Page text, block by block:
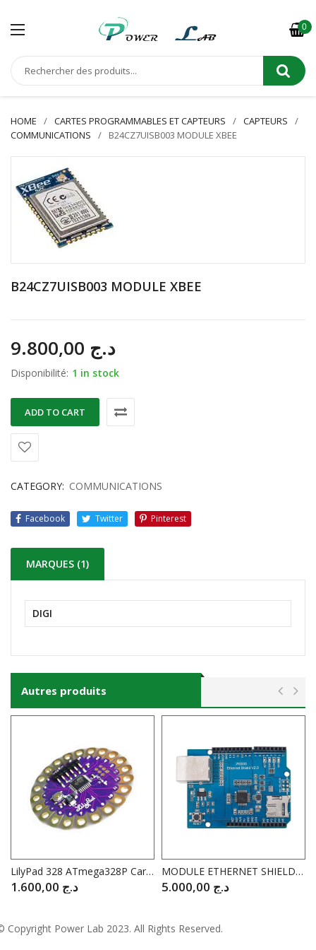
0
HOME CARTES PROGRAMMABLES ET CAPTEURS
CAPTEURS
COMMUNICATIONS
B24CZ7UISB003 MODULE XBEE
B24CZ7UISB003 MODULE XBEE
د.ج
Disponibilité: 1 in stock
ADD TO CART
CATEGORY: COMMUNICATIONS
Facebook Twitter Pinterest
MARQUES (1)
DIGI
Autres produits
LilyPad 328 ATmega328P Carte Principale 16M
د.ج
MODULE ETHERNET SHIELD ARDUINO W5500 R3 COMPATIBLE
د.ج
Copyright Power Lab 2023. All Rights Reserved.